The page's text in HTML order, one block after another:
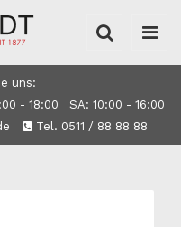
uns:
- 18:00 SA: 10:00 - 16:00
Tel. 0511 / 88 88 88